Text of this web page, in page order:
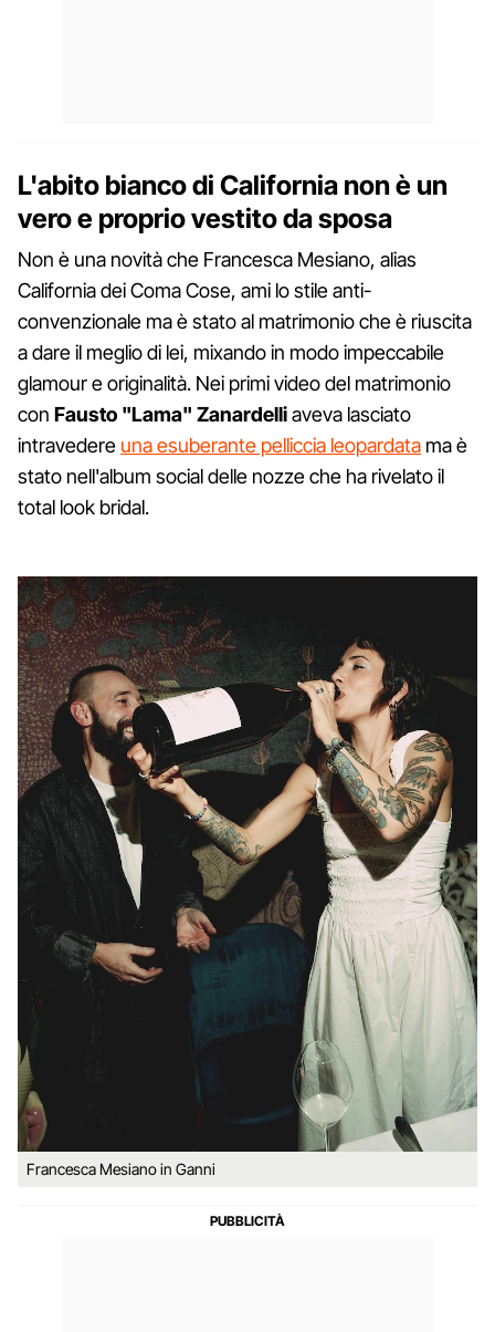
L'abito bianco di California non è un
vero e proprio vestito da sposa
Non è una novità che Francesca Mesiano, alias
California dei Coma Cose, ami lo stile anti-
convenzionale ma è stato al matrimonio che è riuscita
a dare il meglio di lei, mixando in modo impeccabile
glamour e originalità. Nei primi video del matrimonio
con Fausto "Lama" Zanardelliaveva lasciato
intravedere una esuberante pelliccia leopardata ma è
stato nell'album social delle nozze che ha rivelato il
total look bridal.
Francesca Mesiano in Ganni